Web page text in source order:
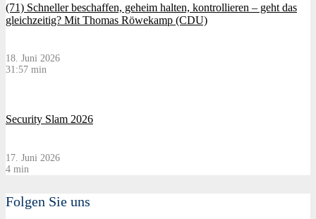
(71) Schneller beschaffen, geheim halten, kontrollieren – geht das
gleichzeitig? Mit Thomas Röwekamp (CDU)
18. Juni 2026
31:57 min
Security Slam 2026
17. Juni 2026
4 min
Folgen Sie uns